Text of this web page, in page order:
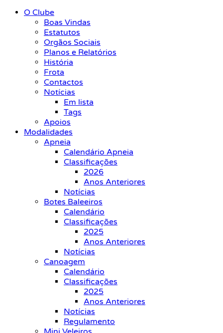
O Clube
Boas Vindas
Estatutos
Orgãos Sociais
Planos e Relatórios
História
Frota
Contactos
Notícias
Em lista
Tags
Apoios
Modalidades
Apneia
Calendário Apneia
Classificações
2026
Anos Anteriores
Notícias
Botes Baleeiros
Calendário
Classificações
2025
Anos Anteriores
Notícias
Canoagem
Calendário
Classificações
2025
Anos Anteriores
Notícias
Regulamento